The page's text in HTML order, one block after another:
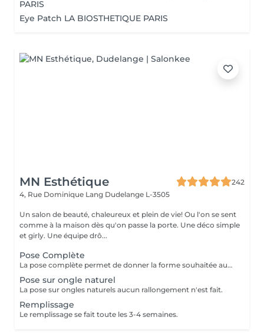
PARIS
Eye Patch LA BIOSTHETIQUE PARIS
MN Esthétique
242
4, Rue Dominique Lang Dudelange L-3505
Un salon de beauté, chaleureux et plein de vie! Ou l'on se sent
comme à la maison dès qu'on passe la porte. Une déco simple
et girly. Une équipe drô...
Pose Complète
La pose complète permet de donner la forme souhaitée aux ongles en rallongeant avec le Chablon.
Pose sur ongle naturel
La pose sur ongles naturels aucun rallongement n'est fait.
Remplissage
Le remplissage se fait toute les 3-4 semaines.